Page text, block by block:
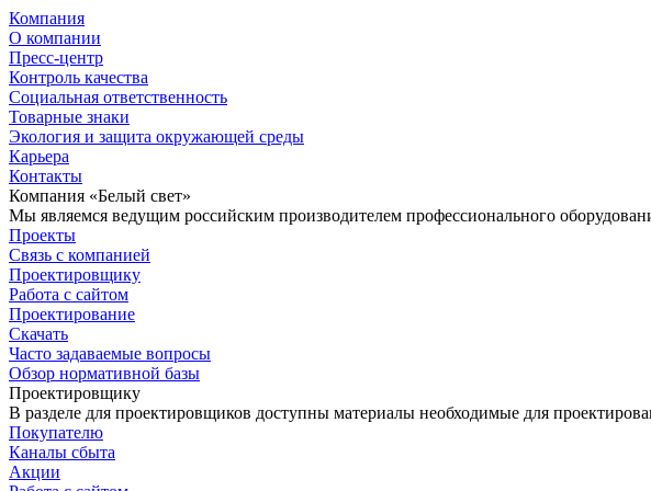
Компания
О компании
Пресс-центр
Контроль качества
Социальная ответственность
Товарные знаки
Экология и защита окружающей среды
Карьера
Контакты
Компания «Белый свет»
Мы являемся ведущим российским производителем профессионального
Проекты
Связь с компанией
Проектировщику
Работа с сайтом
Проектирование
Скачать
Часто задаваемые вопросы
Обзор нормативной базы
Проектировщику
В разделе для проектировщиков доступны материалы необходимые для
Покупателю
Каналы сбыта
Акции